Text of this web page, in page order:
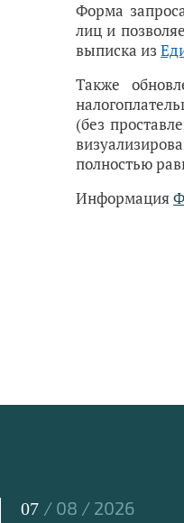
Форма
лиц и
выписка из
Также
(без
полностью
Информация
07 / 08 / 2026